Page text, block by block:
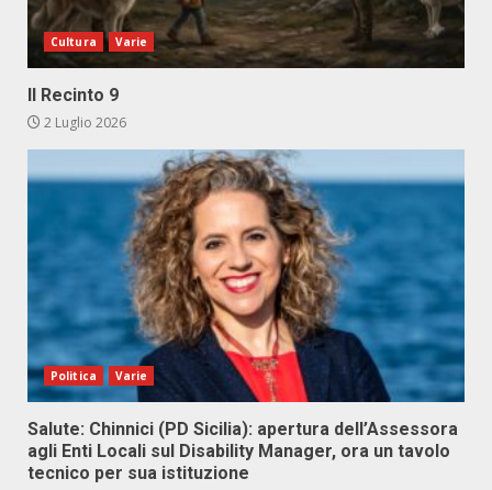
Cultura Varie
Il Recinto 9
2 Luglio 2026
Politica Varie
Salute: Chinnici (PD Sicilia): apertura dell’Assessora
agli Enti Locali sul Disability Manager, ora un tavolo
tecnico per sua istituzione